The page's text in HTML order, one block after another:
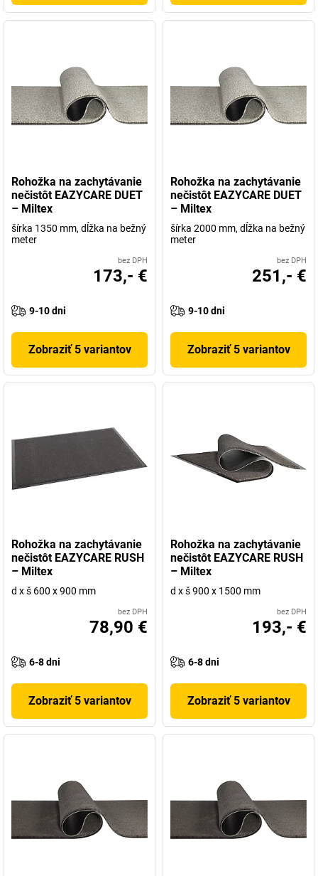
Rohožka na zachytávanie
nečistôt EAZYCARE DUET
– Miltex
šírka 1350 mm, dĺžka na bežný
meter
bez DPH
173,- €
9-10 dni
Zobraziť 5 variantov
Rohožka na zachytávanie
nečistôt EAZYCARE DUET
– Miltex
šírka 2000 mm, dĺžka na bežný
meter
bez DPH
251,- €
9-10 dni
Zobraziť 5 variantov
Rohožka na zachytávanie
nečistôt EAZYCARE RUSH
– Miltex
d x š 600 x 900 mm
bez DPH
78,90 €
6-8 dni
Zobraziť 5 variantov
Rohožka na zachytávanie
nečistôt EAZYCARE RUSH
– Miltex
d x š 900 x 1500 mm
bez DPH
193,- €
6-8 dni
Zobraziť 5 variantov